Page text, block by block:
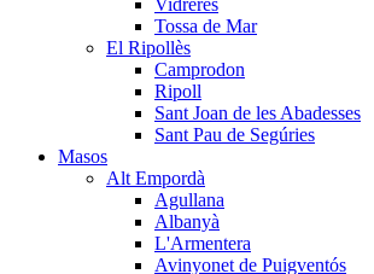
Vidreres
Tossa de Mar
El Ripollès
Camprodon
Ripoll
Sant Joan de les Abadesses
Sant Pau de Segúries
Masos
Alt Empordà
Agullana
Albanyà
L'Armentera
Avinyonet de Puigventós